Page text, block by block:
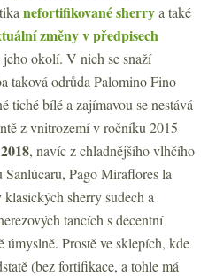
nefortifikované sherrya také
změny v předpisech
jeho okolí. V nich se snaží
taková odrůda Palomino Fino
tiché bílé a zajímavou se nestává
z vnitrozemí v ročníku 2015
, navíc z chladnějšího vlhčího
Pago Miraflores la
sherry sudech a
tancích s decentní
Prostě ve sklepích, kde
(bez fortifikace, a tohle má